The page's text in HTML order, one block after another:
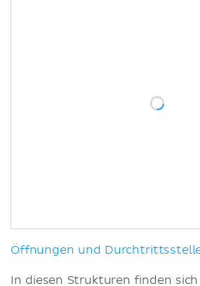
Öffnungen und
In diesen Strukturen finden